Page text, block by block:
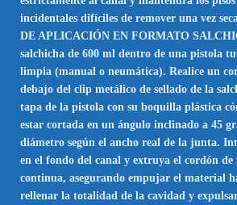
incidentales difíciles de remover una vez
DE APLICACIÓN EN FORMATO
salchicha de 600 ml dentro de una pistola
limpia (manual o neumática). Realice un
debajo del clip metálico de sellado de la
tapa de la pistola con su boquilla plástica
estar cortada en un ángulo inclinado a 45
diámetro según el ancho real de la junta.
en el fondo del canal y extruya el cordón
continua, asegurando empujar el material
rellenar la totalidad de la cavidad y